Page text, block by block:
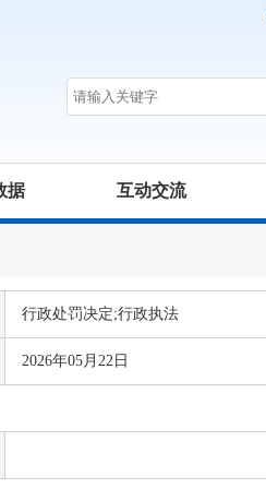
据 互动交流
行政处罚决定;行政执法
2026年05月22日